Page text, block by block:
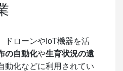
ドローンやIoT機器を活
の自動化や生育状況の遠
動化などに利用されてい